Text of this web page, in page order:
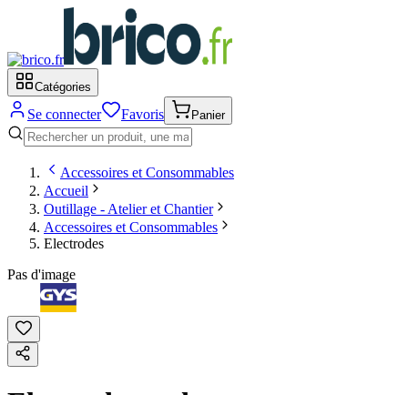
Catégories
Se connecter Favoris Panier
Accessoires et Consommables
Accueil
Outillage - Atelier et Chantier
Accessoires et Consommables
Electrodes
Pas d'image